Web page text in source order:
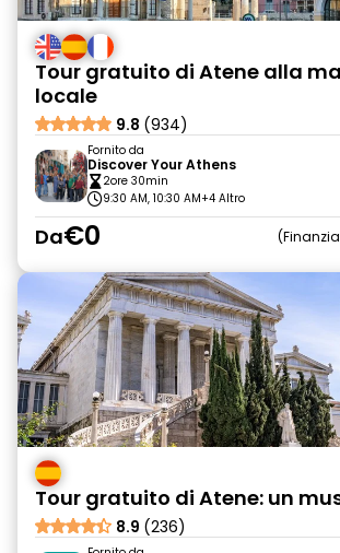
Tour gratuito di Atene alla
locale
9.8 (934)
Fornito da
Discover Your Athens
2ore 30min
9:30 AM, 10:30 AM+4 Altro
Da€0
Tour gratuito di Atene: un
8.9 (236)